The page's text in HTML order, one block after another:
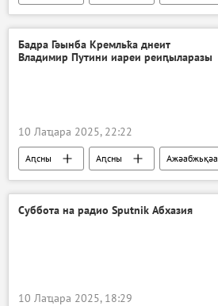
Бадра Гәынба Кремльҟа днеит
Владимир Путини иареи реиԥыларазы
10 Лаҵара 2025, 22:22
Аԥсны Аԥсны Ажәабжьқәа
Суббота на радио Sputnik Абхазия
10 Лаҵара 2025, 18:29